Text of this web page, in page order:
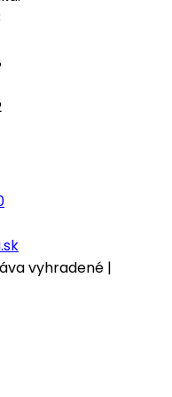
vyhradené |